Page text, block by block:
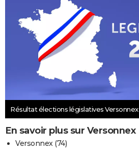
Résultat élections législatives Versonnex
En savoir plus sur Versonnex
Versonnex (74)